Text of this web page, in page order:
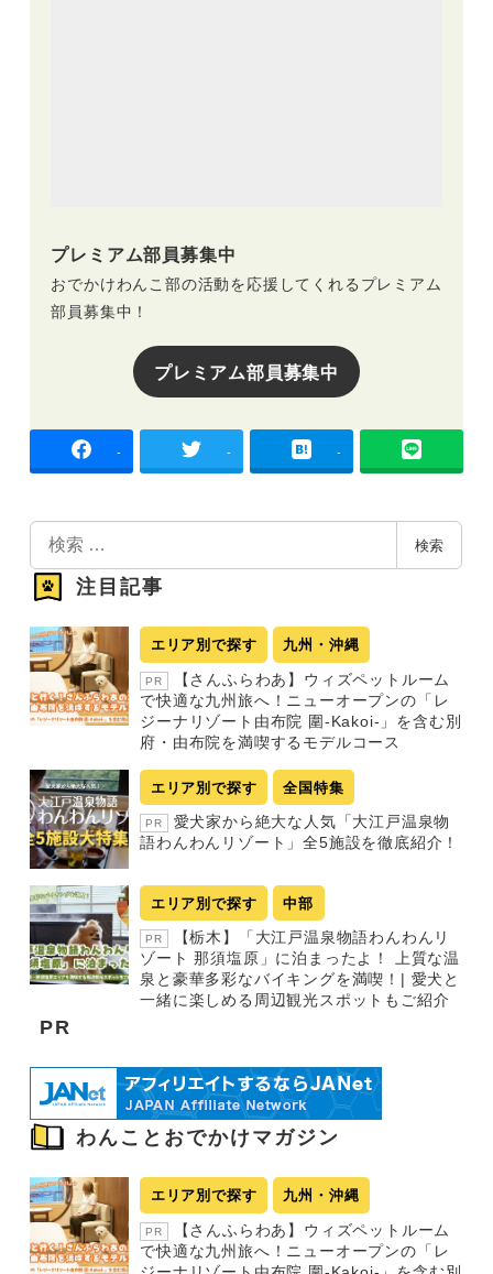
プレミアム部員募集中
おでかけわんこ部の活動を応援してくれるプレミアム
部員募集中！
プレミアム部員募集中
- - -
索
検索
注目記事
エリア別で探す 九州・沖縄
PR
【さんふらわあ】ウィズペットルーム
で快適な九州旅へ！ニューオープンの「レ
ジーナリゾート由布院 圍-Kakoi-」を含む別
府・由布院を満喫するモデルコース
エリア別で探す 全国特集
PR
愛犬家から絶大な人気「大江戸温泉物
語わんわんリゾート」全5施設を徹底紹介！
エリア別で探す 中部
PR
【栃木】「大江戸温泉物語わんわんリ
ゾート 那須塩原」に泊まったよ！ 上質な温
泉と豪華多彩なバイキングを満喫！| 愛犬と
一緒に楽しめる周辺観光スポットもご紹介
PR
わんことおでかけマガジン
エリア別で探す 九州・沖縄
PR
【さんふらわあ】ウィズペットルーム
で快適な九州旅へ！ニューオープンの「レ